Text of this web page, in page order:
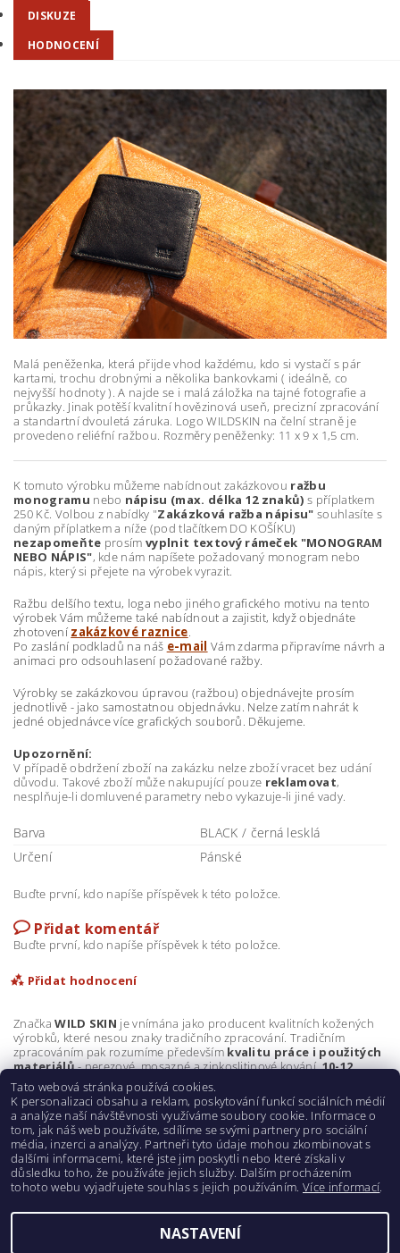
DISKUZE
HODNOCENÍ
Malá peněženka, která přijde vhod každému, kdo si vystačí s pár
kartami, trochu drobnými a několika bankovkami ( ideálně, co
nejvyšší hodnoty ). A najde se i malá záložka na tajné fotografie a
průkazky. Jinak potěší kvalitní hovězinová useň, precizní zpracování
a standartní dvouletá záruka. Logo WILDSKIN na čelní straně je
provedeno reliéfní ražbou. Rozměry peněženky: 11 x 9 x 1,5 cm.
K tomuto výrobku můžeme nabídnout zakázkovou ražbu
monogramu nebo nápisu (max. délka 12 znaků)s příplatkem
250 Kč. Volbou z nabídky "Zakázková ražba nápisu"souhlasíte s
daným příplatkem a níže (pod tlačítkem DO KOŠÍKU)
nezapomeňte prosím vyplnit textový rámeček "MONOGRAM
NEBO NÁPIS", kde nám napíšete požadovaný monogram nebo
nápis, který si přejete na výrobek vyrazit.
Ražbu delšího textu, loga nebo jiného grafického motivu na tento
výrobek Vám můžeme také nabídnout a zajistit, když objednáte
zhotovení zakázkové raznice.
Po zaslání podkladů na náš e-mail Vám zdarma připravíme návrh a
animaci pro odsouhlasení požadované ražby.
Výrobky se zakázkovou úpravou (ražbou) objednávejte prosím
jednotlivě - jako samostatnou objednávku. Nelze zatím nahrát k
jedné objednávce více grafických souborů. Děkujeme.
Upozornění:
V případě obdržení zboží na zakázku nelze zboží vracet bez udání
důvodu. Takové zboží může nakupující pouze reklamovat,
nesplňuje-li domluvené parametry nebo vykazuje-li jiné vady.
Barva
BLACK / černá lesklá
Určení
Pánské
Buďte první, kdo napíše příspěvek k této položce.
Přidat komentář
Buďte první, kdo napíše příspěvek k této položce.
Přidat hodnocení
ZnačkaWILD SKIN je vnímána jako producent kvalitních kožených
výrobků, které nesou znaky tradičního zpracování. Tradičním
zpracováním pak rozumíme především kvalitu práce i použitých
materiálů- nerezové, mosazné a zinkoslitinové kování,10-12
uncová kůže a důraz na perfektní
HAPS s.r.o.
Tato webová stránka používá cookies.
K personalizaci obsahu a reklam, poskytování funkcí sociálních médií
a analýze naší návštěvnosti využíváme soubory cookie. Informace o
tom, jak náš web používáte, sdílíme se svými partnery pro sociální
média, inzerci a analýzy. Partneři tyto údaje mohou zkombinovat s
dalšími informacemi, které jste jim poskytli nebo které získali v
důsledku toho, že používáte jejich služby. Dalším procházením
tohoto webu vyjadřujete souhlas s jejich používáním. Více informací.
NASTAVENÍ